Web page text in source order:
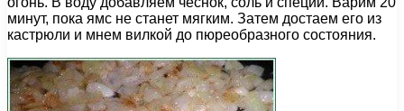
минут, пока ямс не станет мягким. Затем достаем его из
кастрюли и мнем вилкой до пюреобразного состояния.